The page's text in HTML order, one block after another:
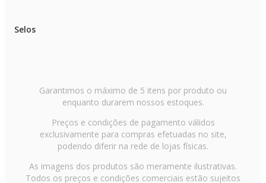
Selos
Garantimos o máximo de 5 itens por produto ou
enquanto durarem nossos estoques.
Preços e condições de pagamento válidos
exclusivamente para compras efetuadas no site,
podendo diferir na rede de lojas físicas.
As imagens dos produtos são meramente ilustrativas.
Todos os preços e condições comerciais estão sujeitos